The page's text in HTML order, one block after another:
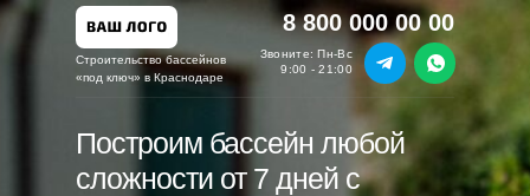
Построим бассейн любой
сложности от 7 дней с
8 800 000 00 00
Звоните: Пн-Вс
9:00 - 21:00
Строительство бассейнов
«под ключ» в Краснодаре